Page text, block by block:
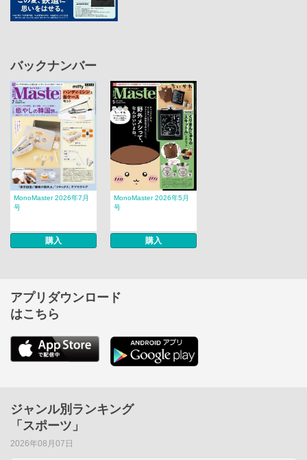
バックナンバー
MonoMaster 2026年7月
号
購入
MonoMaster 2026年5月
号
購入
アプリダウンロード
はこちら
ジャンル別ランキング
「スポーツ」
2026年08月07日